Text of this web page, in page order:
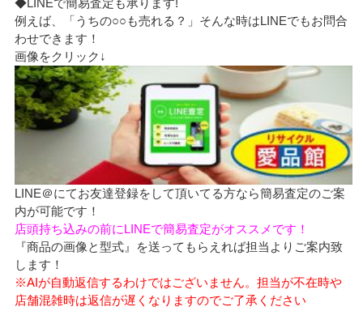
例えば、「うちの○○も売れる？」そんな時はLINEでもお問合
わせできます！
画像をクリック↓
LINE＠にてお友達登録をして頂いてる方なら簡易査定のご案
内が可能です！
店頭持ち込みの前にLINEで簡易査定がオススメです！
『商品の画像と型式』を送ってもらえれば担当よりご案内致
します！
※AIが自動返信するわけではございません。担当が不在時や
店舗混雑時は返信が遅くなりますのでご了承ください